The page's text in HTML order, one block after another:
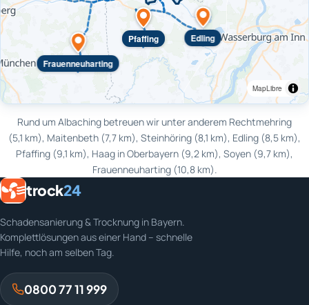
Pfaffing Edling
Frauenneuharting
MapLibre
Rund um Albaching betreuen wir unter anderem Rechtmehring
(5,1 km), Maitenbeth (7,7 km), Steinhöring (8,1 km), Edling (8,5 km),
Pfaffing (9,1 km), Haag in Oberbayern (9,2 km), Soyen (9,7 km),
Frauenneuharting (10,8 km).
trock24
Schadensanierung & Trocknung in Bayern.
Komplettlösungen aus einer Hand – schnelle
Hilfe, noch am selben Tag.
0800 77 11 999